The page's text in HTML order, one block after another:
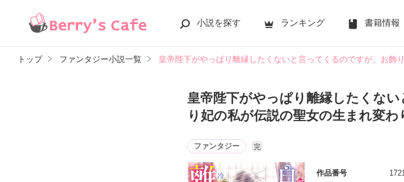
小説を探す ランキング 書籍情報
トップ ファンタジー小説一覧 皇帝陛下がやっぱり離縁したくないと言ってくるのですが、お飾
皇帝陛下がやっぱり離縁したくな
り妃の私が伝説の聖女の生まれ変わ
ファンタジー 完
作品番号